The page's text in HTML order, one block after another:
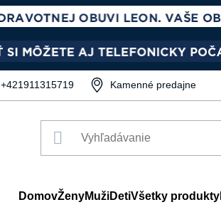
+421911315719 Kamenné predajne
DomovŽenyMužiDetiVšetky produkty